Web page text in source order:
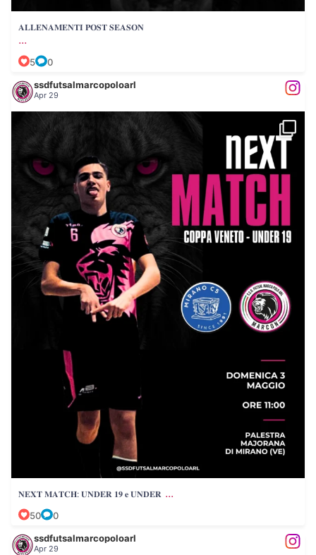
𝐀𝐋𝐋𝐄𝐍𝐀𝐌𝐄𝐍𝐓𝐈 𝐏𝐎𝐒𝐓 𝐒𝐄𝐀𝐒𝐎𝐍
...
5 0
ssdfutsalmarcopoloarl
Apr 29
𝐍𝐄𝐗𝐓 𝐌𝐀𝐓𝐂𝐇: 𝐔𝐍𝐃𝐄𝐑 𝟏𝟗 𝐞 𝐔𝐍𝐃𝐄𝐑
𝐍𝐄𝐗𝐓 𝐌𝐀𝐓𝐂𝐇: 𝐔𝐍𝐃𝐄𝐑 𝟏𝟗 𝐞 𝐔𝐍𝐃𝐄𝐑 ...
50 0
ssdfutsalmarcopoloarl
Apr 29